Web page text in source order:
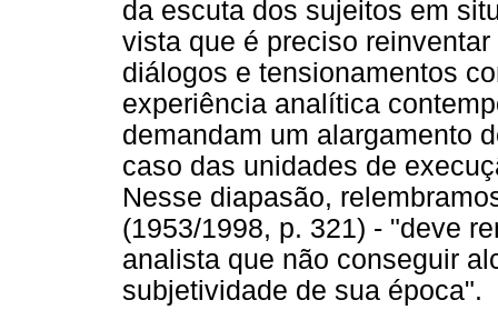
da escuta dos sujeitos em
vista que é preciso
diálogos e tensionamentos
experiência analítica
demandam um alargamento
caso das unidades de
Nesse diapasão,
(1953/1998, p. 321) - "deve
analista que não conseguir
subjetividade de sua época".